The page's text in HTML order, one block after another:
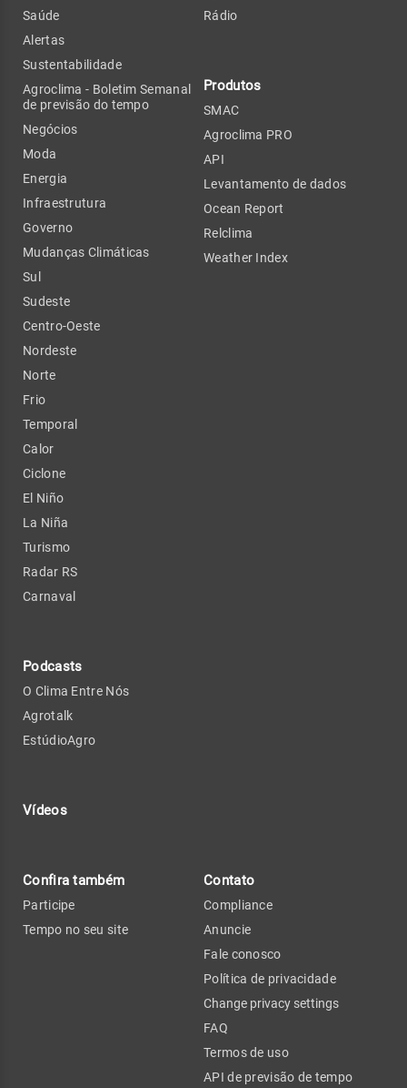
Saúde
Alertas
Sustentabilidade
Agroclima - Boletim Semanal
de previsão do tempo
Negócios
Moda
Energia
Infraestrutura
Governo
Mudanças Climáticas
Sul
Sudeste
Centro-Oeste
Nordeste
Norte
Frio
Temporal
Calor
Ciclone
El Niño
La Niña
Turismo
Radar RS
Carnaval
Podcasts
O Clima Entre Nós
Agrotalk
EstúdioAgro
Vídeos
Rádio
Produtos
SMAC
Agroclima PRO
API
Levantamento de dados
Ocean Report
Relclima
Weather Index
Confira também
Participe
Tempo no seu site
Contato
Compliance
Anuncie
Fale conosco
Política de privacidade
Change privacy settings
FAQ
Termos de uso
API de previsão de tempo